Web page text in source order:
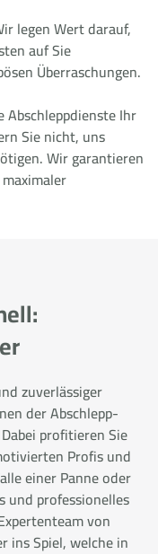
legen Wert darauf,
auf Sie
Überraschungen.
Abschleppdienste Ihr
Sie nicht, uns
Wir garantieren
zuverlässiger
der Abschlepp-
profitieren Sie
Profis und
einer Panne oder
und professionelles
von
ins Spiel, welche in